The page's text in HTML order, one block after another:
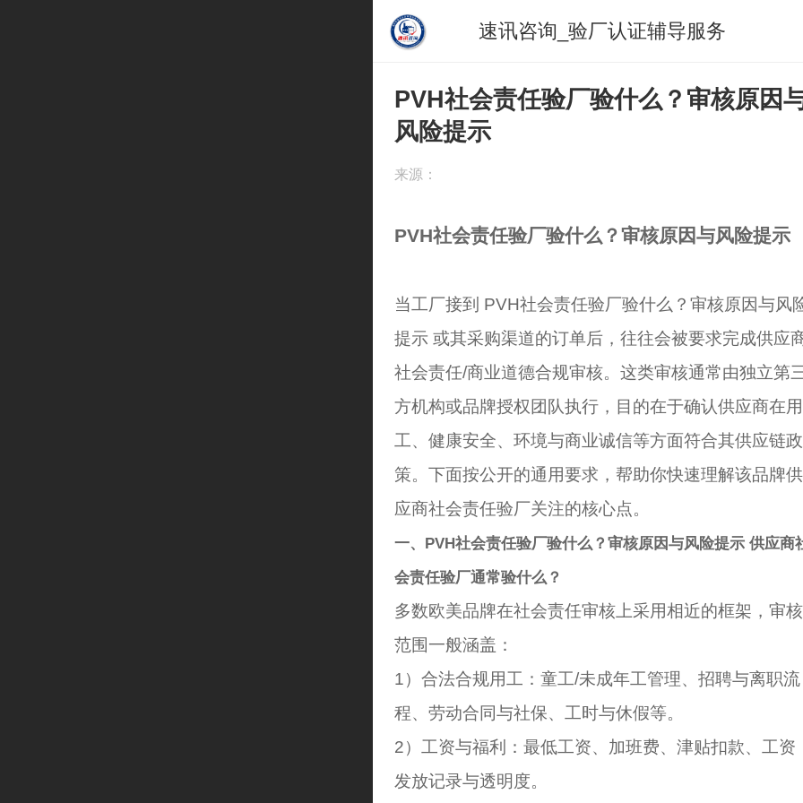
速讯咨询_验厂认证辅导服务
PVH社会责任验厂验什么？审核原因
风险提示
来源：
PVH社会责任验厂验什么？审核原因与风险提示
当工厂接到 PVH社会责任验厂验什么？审核原因与风
提示 或其采购渠道的订单后，往往会被要求完成供应
社会责任/商业道德合规审核。这类审核通常由独立第
方机构或品牌授权团队执行，目的在于确认供应商在用
工、健康安全、环境与商业诚信等方面符合其供应链政
策。下面按公开的通用要求，帮助你快速理解该品牌供
应商社会责任验厂关注的核心点。
一、PVH社会责任验厂验什么？审核原因与风险提示 供应商
会责任验厂通常验什么？
多数欧美品牌在社会责任审核上采用相近的框架，审核
范围一般涵盖：
1）合法合规用工：童工/未成年工管理、招聘与离职流
程、劳动合同与社保、工时与休假等。
2）工资与福利：最低工资、加班费、津贴扣款、工资
发放记录与透明度。